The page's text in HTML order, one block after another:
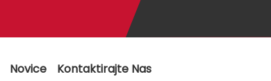
Novice Kontaktirajte Nas